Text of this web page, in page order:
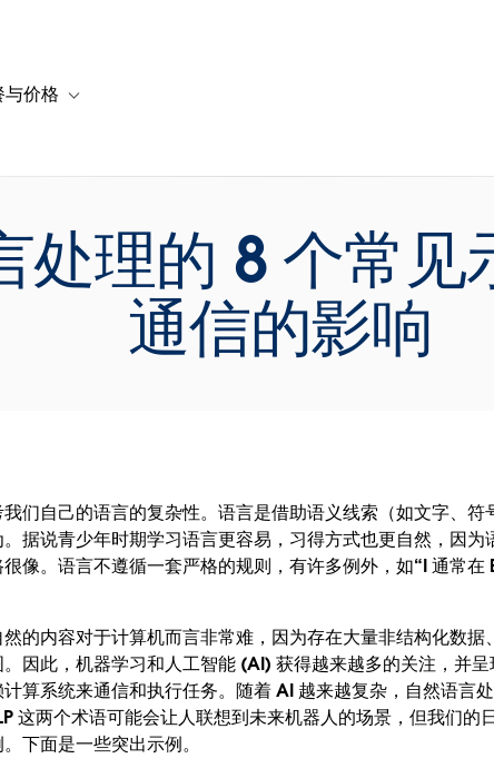
解决方案
navigation for 资源
与价格 Toggle sub-navigation for 套餐与价格
处理的 8 个常见
通信的影响
们自己的语言的复杂性。语言是借助语义线索（如文字、符
据说青少年时期学习语言更容易，习得方式也更自然，因为
像。语言不遵循一套严格的规则，有许多例外，如“I 通常在
的内容对于计算机而言非常难，因为存在大量非结构化数
因此，机器学习和人工智能 (AI) 获得越来越多的关注，并
算系统来通信和执行任务。随着 AI 越来越复杂，自然语言
这两个术语可能会让人联想到未来机器人的场景，但我们的
下面是一些突出示例。